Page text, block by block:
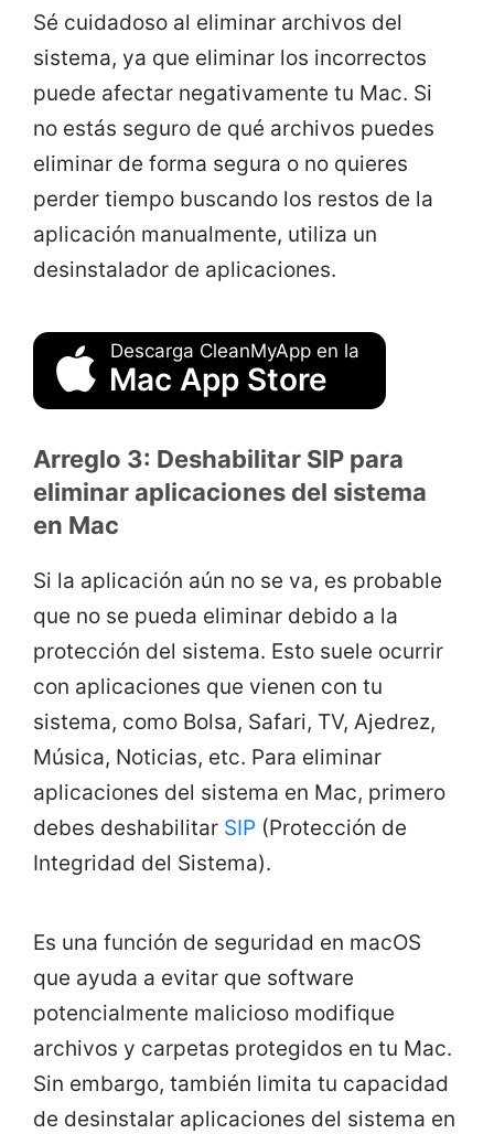
Sé cuidadoso al eliminar archivos del
sistema, ya que eliminar los incorrectos
puede afectar negativamente tu Mac. Si
no estás seguro de qué archivos puedes
eliminar de forma segura o no quieres
perder tiempo buscando los restos de la
aplicación manualmente, utiliza un
desinstalador de aplicaciones.
Descarga CleanMyApp en la
Mac App Store
Arreglo 3: Deshabilitar SIP para
eliminar aplicaciones del sistema
en Mac
Si la aplicación aún no se va, es probable
que no se pueda eliminar debido a la
protección del sistema. Esto suele ocurrir
con aplicaciones que vienen con tu
sistema, como Bolsa, Safari, TV, Ajedrez,
Música, Noticias, etc. Para eliminar
aplicaciones del sistema en Mac, primero
debes deshabilitar SIP (Protección de
Integridad del Sistema).
Es una función de seguridad en macOS
que ayuda a evitar que software
potencialmente malicioso modifique
archivos y carpetas protegidos en tu Mac.
Sin embargo, también limita tu capacidad
de desinstalar aplicaciones del sistema en